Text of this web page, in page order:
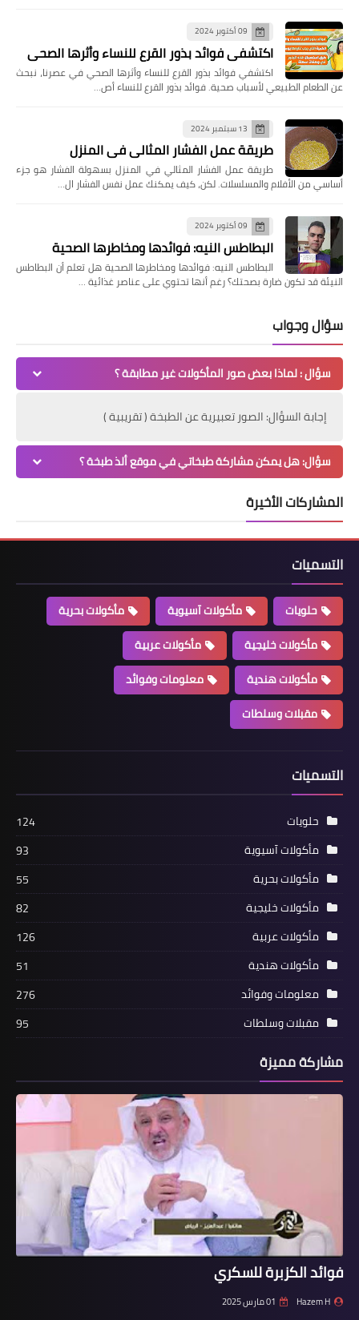
09 أكتوبر 2024
اكتشفي فوائد بذور القرع للنساء وأثرها الصحي
اكتشفي فوائد بذور القرع للنساء وأثرها الصحي في عصرنا، نبحث
عن الطعام الطبيعي لأسباب صحية. فوائد بذور القرع للنساء أص…
13 سبتمبر 2024
طريقة عمل الفشار المثالي في المنزل
طريقة عمل الفشار المثالي في المنزل بسهولة الفشار هو جزء
أساسي من الأفلام والمسلسلات. لكن، كيف يمكنك عمل نفس الفشار ال…
09 أكتوبر 2024
البطاطس النيه: فوائدها ومخاطرها الصحية
البطاطس النيه: فوائدها ومخاطرها الصحية هل تعلم أن البطاطس
النيئة قد تكون ضارة بصحتك؟ رغم أنها تحتوي على عناصر غذائية …
سؤال وجواب
سؤال : لماذا بعض صور المأكولات غير مطابقة ؟
إجابة السؤال: الصور تعبيرية عن الطبخة ( تقريبية )
سؤال: هل يمكن مشاركة طبخاتي في موقع ألذ طبخة ؟
المشاركات الأخيرة
التسميات
حلويات مأكولات آسيوية
مأكولات بحرية
مأكولات خليجية
مأكولات عربية
مأكولات هندية
معلومات وفوائد
مقبلات وسلطات
التسميات
حلويات
124
مأكولات آسيوية
93
مأكولات بحرية
55
مأكولات خليجية
82
مأكولات عربية
126
مأكولات هندية
51
معلومات وفوائد
276
مقبلات وسلطات
95
مشاركة مميزة
فوائد الكزبرة للسكري
Hazem H 01 مارس 2025